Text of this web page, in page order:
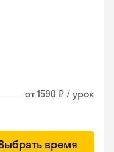
от 1590 ₽ / урок
время